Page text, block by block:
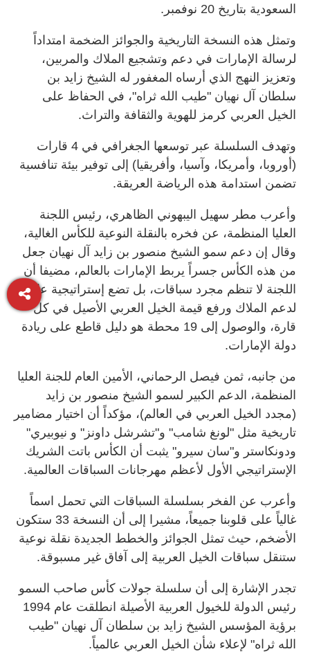
السعودية بتاريخ 20 نوفمبر.
وتمثل هذه النسخة التاريخية والجوائز الضخمة امتداداً
لرسالة الإمارات في دعم وتشجيع الملاك والمربين،
وتعزيز النهج الذي أرساه المغفور له الشيخ زايد بن
سلطان آل نهيان "طيب الله ثراه"، في الحفاظ على
الخيل العربي كرمز للهوية والثقافة والتراث.
وتهدف السلسلة عبر توسعها الجغرافي في 4 قارات
(أوروبا، وأمريكا، وآسيا، وأفريقيا) إلى توفير بيئة تنافسية
تضمن استدامة هذه الرياضة العريقة.
وأعرب مطر سهيل اليبهوني الظاهري، رئيس اللجنة
العليا المنظمة، عن فخره بالنقلة النوعية للكأس الغالية،
وقال إن دعم سمو الشيخ منصور بن زايد آل نهيان جعل
من هذه الكأس جسراً يربط الإمارات بالعالم، مضيفا أن
اللجنة لا تنظم مجرد سباقات، بل تضع إستراتيجية عالمية
لدعم الملاك ورفع قيمة الخيل العربي الأصيل في كل
قارة، والوصول إلى 19 محطة هو دليل قاطع على ريادة
دولة الإمارات.
من جانبه، ثمن فيصل الرحماني، الأمين العام للجنة العليا
المنظمة، الدعم الكبير لسمو الشيخ منصور بن زايد
(مجدد الخيل العربي في العالم)، مؤكداً أن اختيار مضامير
تاريخية مثل "لونغ شامب" و"تشرشل داونز" و نيوبيري"
ودونكاستر و"سان سيرو" يثبت أن الكأس باتت الشريك
الإستراتيجي الأول لأعظم مهرجانات السباقات العالمية.
وأعرب عن الفخر بسلسلة السباقات التي تحمل اسماً
غالياً على قلوبنا جميعاً، مشيرا إلى أن النسخة 33 ستكون
الأضخم، حيث تمثل الجوائز والخطط الجديدة نقلة نوعية
ستنقل سباقات الخيل العربية إلى آفاق غير مسبوقة.
تجدر الإشارة إلى أن سلسلة جولات كأس صاحب السمو
رئيس الدولة للخيول العربية الأصيلة انطلقت عام 1994
برؤية المؤسس الشيخ زايد بن سلطان آل نهيان "طيب
الله ثراه" لإعلاء شأن الخيل العربي عالمياً.